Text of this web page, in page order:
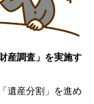
産調査」を実施す
遺産分割」を進め